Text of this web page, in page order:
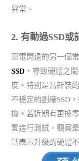
異常。
2. 有動過SSD或
筆電閃退的另一個
SSD ，導致硬體之
度。特別是當新裝
不穩定的副廠SSD
機。若近期有更換
置進行測試，觀察
話表示升級的硬體